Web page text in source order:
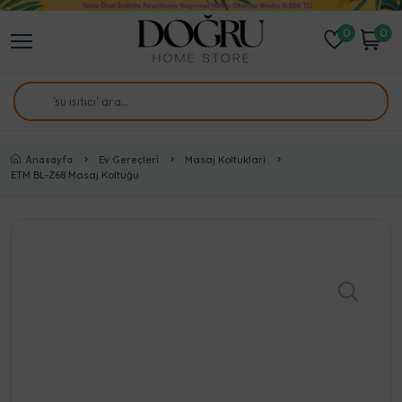
0 0
Anasayfa Ev Gereçleri
Masaj Koltuklari
ETM BL-Z68 Masaj Koltuğu